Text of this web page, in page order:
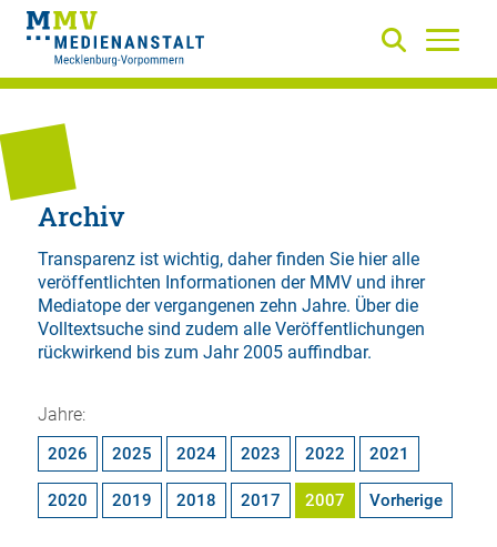
Archiv
Transparenz ist wichtig, daher finden Sie hier alle
veröffentlichten Informationen der MMV und ihrer
Mediatope der vergangenen zehn Jahre. Über die
Volltextsuchesind zudem alle Veröffentlichungen
rückwirkend bis zum Jahr 2005 auffindbar.
Jahre:
2026 2025 2024 2023 2022 2021
2020 2019 2018 2017 2007 Vorherige